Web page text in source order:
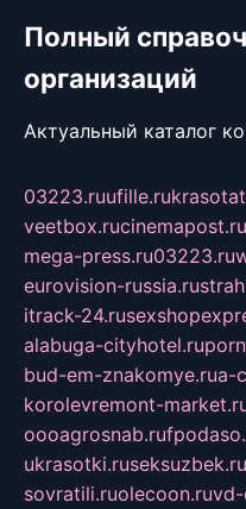
Полный
организаций
Актуальный каталог
03223.ruufille.ru
veetbox.rucinemapost.ru
mega-press.ru03223.ru
eurovision-russia.ru
itrack-24.ru
alabuga-cityhotel.ru
bud-em-znakomye.rua-
korolevremont-
oooagrosnab.ru
ukrasotki.ruseksuzbek.ru
sovratili.ruolecoon.ruvd-